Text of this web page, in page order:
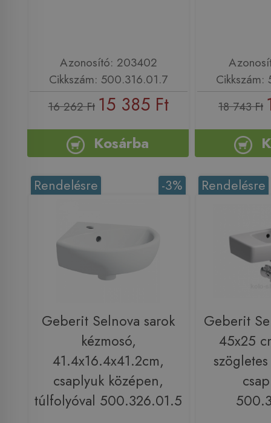
Azonosító: 203402
Cikkszám: 500.316.01.7
16 262 Ft 15 385 Ft
Kosárba
18 743 Ft
-3%
Rendelésre
Geberit Selnova sarok
kézmosó,
41.4x16.4x41.2cm,
csaplyuk középen,
túlfolyóval 500.326.01.5
Rendelésre
Geberit
45x25